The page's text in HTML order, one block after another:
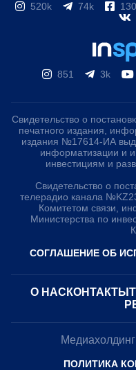
520k 74k
851 3k
Свидетельство о
печатного издания,
издания №17614-ИА
информатизации и
инвестициям и
Свидетельство о
телерадио канала
Комитетом связи,
Министерства по
СОГЛАШЕНИЕ ОБ
О НАС КОНТАКТЫ
ПОЛИТИКА